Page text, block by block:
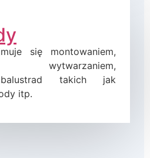
się montowaniem,
wytwarzaniem,
balustrad takich jak
itp.